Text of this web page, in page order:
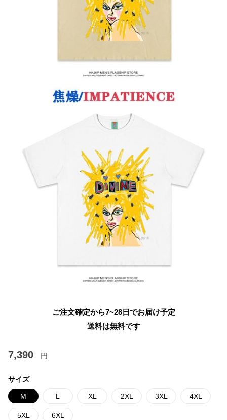
ご注文確定から7~28日でお届け予定
送料は無料です
7,390 円
サイズ
M L XL 2XL 3XL 4XL
5XL 6XL